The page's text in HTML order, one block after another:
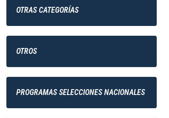
OTRAS CATEGORÍAS
OTROS
PROGRAMAS SELECCIONES NACIONALES